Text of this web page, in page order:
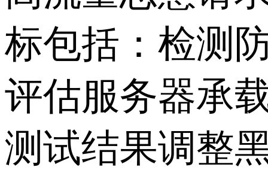
标包括：检测
评估服务器承
测试结果调整